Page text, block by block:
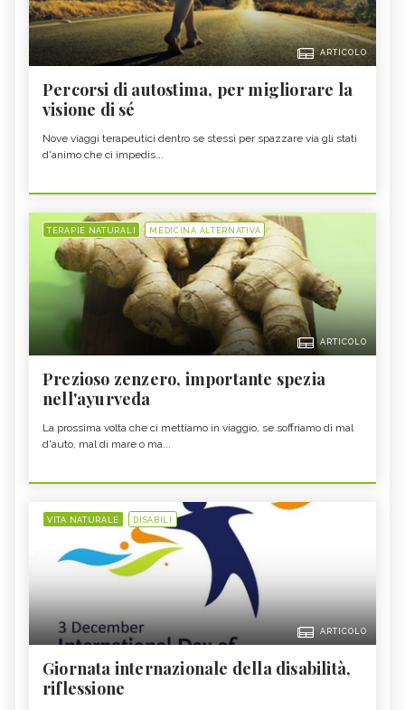
ARTICOLO
Percorsi di autostima, per migliorare la
visione di sé
Nove viaggi terapeutici dentro se stessi per spazzare via gli stati
d'animo che ci impedis...
TERAPIE NATURALI MEDICINA ALTERNATIVA
ARTICOLO
Prezioso zenzero, importante spezia
nell'ayurveda
La prossima volta che ci mettiamo in viaggio, se soffriamo di mal
d'auto, mal di mare o ma...
VITA NATURALE DISABILI
ARTICOLO
Giornata internazionale della disabilità,
riflessione